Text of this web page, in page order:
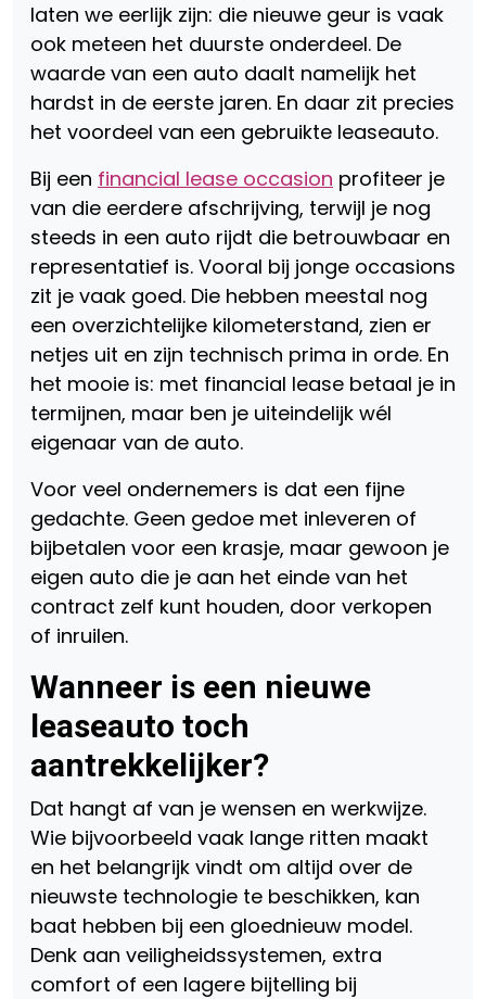
laten we eerlijk zijn: die nieuwe geur is vaak
ook meteen het duurste onderdeel. De
waarde van een auto daalt namelijk het
hardst in de eerste jaren. En daar zit precies
het voordeel van een gebruikte leaseauto.
Bij een financial lease occasion profiteer je
van die eerdere afschrijving, terwijl je nog
steeds in een auto rijdt die betrouwbaar en
representatief is. Vooral bij jonge occasions
zit je vaak goed. Die hebben meestal nog
een overzichtelijke kilometerstand, zien er
netjes uit en zijn technisch prima in orde. En
het mooie is: met financial lease betaal je in
termijnen, maar ben je uiteindelijk wél
eigenaar van de auto.
Voor veel ondernemers is dat een fijne
gedachte. Geen gedoe met inleveren of
bijbetalen voor een krasje, maar gewoon je
eigen auto die je aan het einde van het
contract zelf kunt houden, door verkopen
of inruilen.
Wanneer is een nieuwe
leaseauto toch
aantrekkelijker?
Dat hangt af van je wensen en werkwijze.
Wie bijvoorbeeld vaak lange ritten maakt
en het belangrijk vindt om altijd over de
nieuwste technologie te beschikken, kan
baat hebben bij een gloednieuw model.
Denk aan veiligheidssystemen, extra
comfort of een lagere bijtelling bij